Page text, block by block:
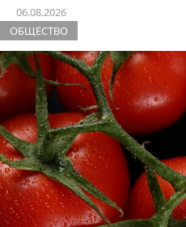
06.08.2026
ОБЩЕСТВО